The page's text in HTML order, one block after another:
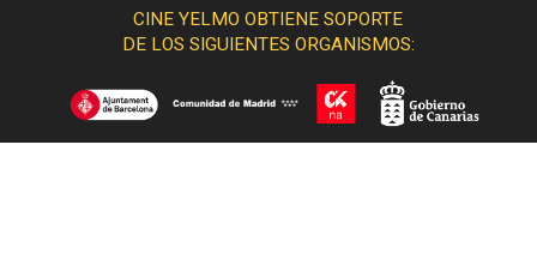
CINE YELMO OBTIENE SOPORTE
DE LOS SIGUIENTES ORGANISMOS: